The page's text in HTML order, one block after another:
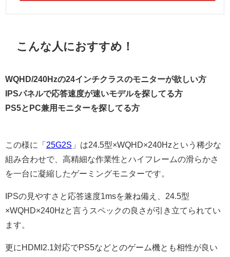
こんな人におすすめ！
WQHD/240Hzの24インチクラスのモニターが欲しい方
IPSパネルで応答速度が速いモデルを探してる方
PS5とPC兼用モニターを探してる方
この様に「 25G2S 」は24.5型×WQHD×240Hzという稀少な
組み合わせで、高精細な作業性とハイフレームの滑らかさ
を一台に凝縮したゲーミングモニターです。
IPSの見やすさと応答速度1msを兼ね備え、24.5型
×WQHD×240Hzと言うスペックの良さが引き立てられてい
ます。
更にHDMI2.1対応でPS5などとのゲーム機とも相性が良い